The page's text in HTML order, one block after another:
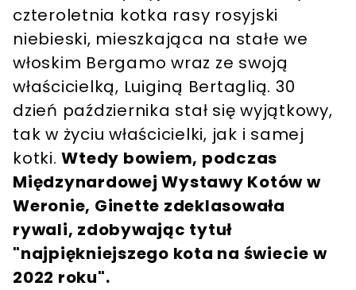
czteroletnia kotka rasy rosyjski
niebieski, mieszkająca na stałe we
włoskim Bergamo wraz ze swoją
właścicielką, Luiginą Bertaglią. 30
dzień października stał się wyjątkowy,
tak w życiu właścicielki, jak i samej
kotki.Wtedy bowiem, podczas
Międzynardowej Wystawy Kotów w
Weronie, Ginette zdeklasowała
rywali, zdobywając tytuł
"najpiękniejszego kota na świecie w
2022 roku".